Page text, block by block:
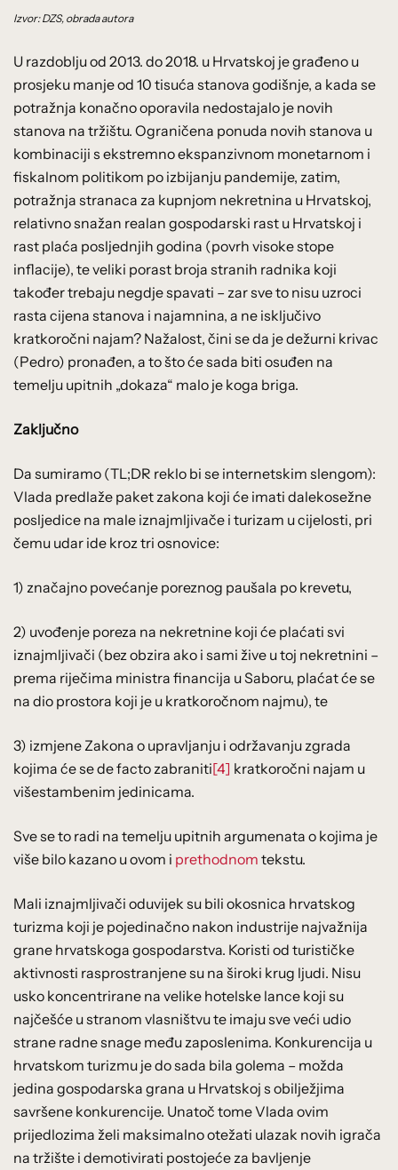
Izvor: DZS, obrada autora
U razdoblju od 2013. do 2018. u Hrvatskoj je građeno u
prosjeku manje od 10 tisuća stanova godišnje, a kada se
potražnja konačno oporavila nedostajalo je novih
stanova na tržištu. Ograničena ponuda novih stanova u
kombinaciji s ekstremno ekspanzivnom monetarnom i
fiskalnom politikom po izbijanju pandemije, zatim,
potražnja stranaca za kupnjom nekretnina u Hrvatskoj,
relativno snažan realan gospodarski rast u Hrvatskoj i
rast plaća posljednjih godina (povrh visoke stope
inflacije), te veliki porast broja stranih radnika koji
također trebaju negdje spavati – zar sve to nisu uzroci
rasta cijena stanova i najamnina, a ne isključivo
kratkoročni najam? Nažalost, čini se da je dežurni krivac
(Pedro) pronađen, a to što će sada biti osuđen na
temelju upitnih „dokaza“ malo je koga briga.
Zaključno
Da sumiramo (TL;DR reklo bi se internetskim slengom):
Vlada predlaže paket zakona koji će imati dalekosežne
posljedice na male iznajmljivače i turizam u cijelosti, pri
čemu udar ide kroz tri osnovice:
1) značajno povećanje poreznog paušala po krevetu,
2) uvođenje poreza na nekretnine koji će plaćati svi
iznajmljivači (bez obzira ako i sami žive u toj nekretnini –
prema riječima ministra financija u Saboru, plaćat će se
na dio prostora koji je u kratkoročnom najmu), te
3) izmjene Zakona o upravljanju i održavanju zgrada
kojima će se de facto zabraniti[4] kratkoročni najam u
višestambenim jedinicama.
Sve se to radi na temelju upitnih argumenata o kojima je
više bilo kazano u ovom i prethodnom tekstu.
Mali iznajmljivači oduvijek su bili okosnica hrvatskog
turizma koji je pojedinačno nakon industrije najvažnija
grane hrvatskoga gospodarstva. Koristi od turističke
aktivnosti rasprostranjene su na široki krug ljudi. Nisu
usko koncentrirane na velike hotelske lance koji su
najčešće u stranom vlasništvu te imaju sve veći udio
strane radne snage među zaposlenima. Konkurencija u
hrvatskom turizmu je do sada bila golema – možda
jedina gospodarska grana u Hrvatskoj s obilježjima
savršene konkurencije. Unatoč tome Vlada ovim
prijedlozima želi maksimalno otežati ulazak novih igrača
na tržište i demotivirati postojeće za bavljenje